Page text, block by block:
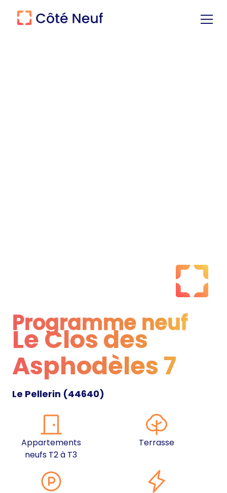
Programme neuf
Programme neuf
Le Clos des
Asphodèles 7
Le Pellerin (44640)
Appartements
neufs T2 à T3
Terrasse